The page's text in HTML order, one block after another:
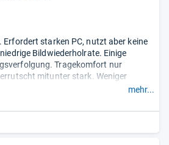
Erfordert starken PC, nutzt aber keine
Bildwiederholrate. Einige
Tragekomfort nur
mitunter stark. Weniger
mehr...